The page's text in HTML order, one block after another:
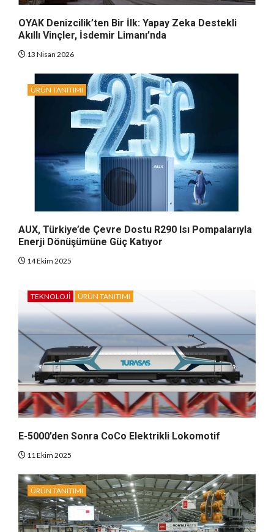
OYAK Denizcilik’ten Bir İlk: Yapay Zeka Destekli
Akıllı Vinçler, İsdemir Limanı’nda
13 Nisan 2026
ÜRÜN TANITIMI
AUX, Türkiye’de Çevre Dostu R290 Isı Pompalarıyla
Enerji Dönüşümüne Güç Katıyor
14 Ekim 2025
TEKNOLOJI ÜRÜN TANITIMI
E-5000’den Sonra CoCo Elektrikli Lokomotif
11 Ekim 2025
ÜRÜN TANITIMI